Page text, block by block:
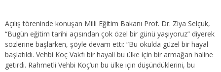
Açılış töreninde konuşan Milli Eğitim Bakanı Prof. Dr. Ziya Selçuk,
“Bugün eğitim tarihi açısından çok özel bir günü yaşıyoruz” diyerek
sözlerine başlarken, şöyle devam etti: “Bu okulda güzel bir hayal
başlatıldı. Vehbi Koç Vakfı bir hayali bu ülke için bir armağan haline
getirdi. Rahmetli Vehbi Koç’un bu ülke için düşündüklerini, bu